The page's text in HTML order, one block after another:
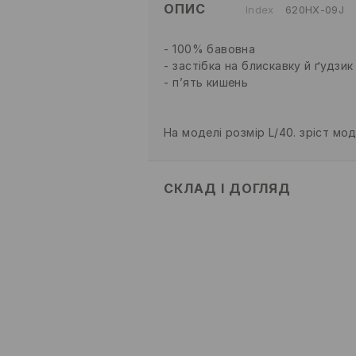
ОПИС Index 620HX-09J
100% бавовна
застібка на блискавку й ґудзик
п’ять кишень
На моделі розмір L/40. зріст
СКЛАД І ДОГЛЯД